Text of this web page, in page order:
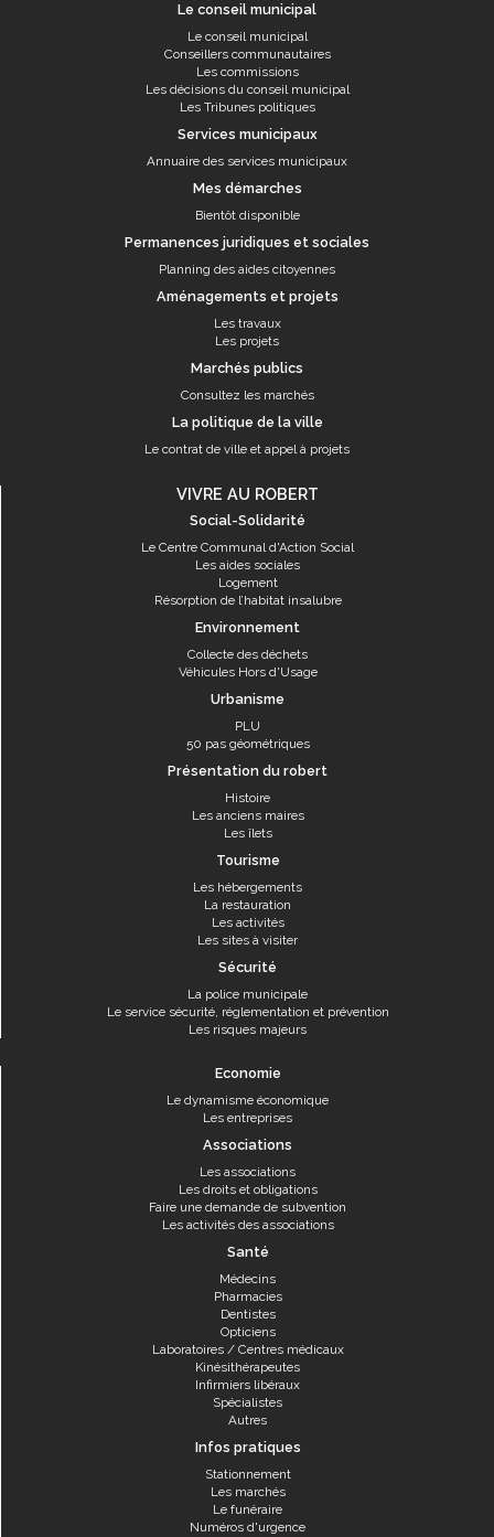
Le conseil municipal
Le conseil municipal
Conseillers communautaires
Les commissions
Les décisions du conseil municipal
Les Tribunes politiques
Services municipaux
Annuaire des services municipaux
Mes démarches
Bientôt disponible
Permanences juridiques et sociales
Planning des aides citoyennes
Aménagements et projets
Les travaux
Les projets
Marchés publics
Consultez les marchés
La politique de la ville
Le contrat de ville et appel à projets
VIVRE AU ROBERT
Social-Solidarité
Le Centre Communal d'Action Social
Les aides sociales
Logement
Résorption de l’habitat insalubre
Environnement
Collecte des déchets
Véhicules Hors d'Usage
Urbanisme
PLU
50 pas géométriques
Présentation du robert
Histoire
Les anciens maires
Les îlets
Tourisme
Les hébergements
La restauration
Les activités
Les sites à visiter
Sécurité
La police municipale
Le service sécurité, réglementation et prévention
Les risques majeurs
Economie
Le dynamisme économique
Les entreprises
Associations
Les associations
Les droits et obligations
Faire une demande de subvention
Les activités des associations
Santé
Médecins
Pharmacies
Dentistes
Opticiens
Laboratoires / Centres médicaux
Kinésithérapeutes
Infirmiers libéraux
Spécialistes
Autres
Infos pratiques
Stationnement
Les marchés
Le funéraire
Numéros d'urgence